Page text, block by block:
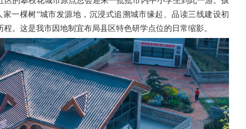
一棵树”城市发源地，沉浸式追溯城市缘起、品读三线建设初
。这是我市因地制宜布局县区特色研学点位的日常缩影。